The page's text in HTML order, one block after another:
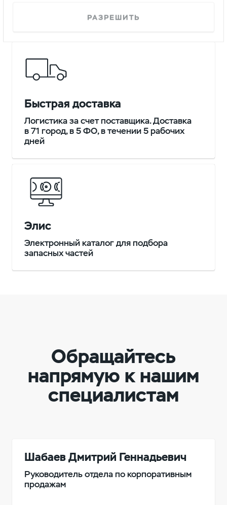
контрактов с эксклюзивными ценами
Быстрая доставка
Логистика за счет поставщика. Доставка
в 71 город, в 5 ФО, в течении 5 рабочих
дней
Элис
Электронный каталог для подбора
запасных частей
Обращайтесь
напрямую к нашим
специалистам
Шабаев Дмитрий Геннадьевич
Руководитель отдела по корпоративным
продажам
РАЗРЕШИТЬ